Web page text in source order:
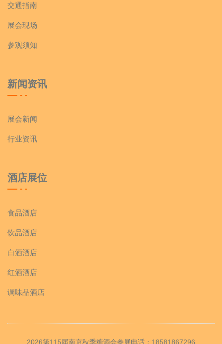
交通指南
展会现场
参观须知
新闻资讯
展会新闻
行业资讯
酒店展位
食品酒店
饮品酒店
白酒酒店
红酒酒店
调味品酒店
2026第115届南京秋季糖酒会参展电话：18581867296